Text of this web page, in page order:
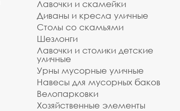
Лавочки и скамейки
Диваны и кресла уличные
Столы со скамьями
Шезлонги
Лавочки и столики детские
уличные
Урны мусорные уличные
Навесы для мусорных баков
Велопарковки
Хозяйственные элементы